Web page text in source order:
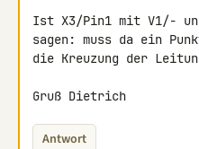
Ist X3/Pin1 mit V1/-
sagen: muss da ein
die Kreuzung der
Gruß Dietrich
Antwort